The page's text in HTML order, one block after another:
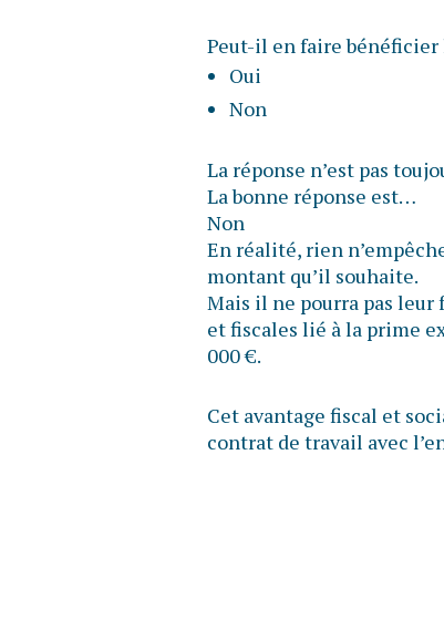
Peut-il en faire bénéficier
Oui
Non
La réponse n’est pas
La bonne réponse est…
Non
En réalité, rien
montant qu’il souhaite.
Mais il ne pourra pas
et fiscales lié à la prime
000 €.
Cet avantage fiscal et
contrat de travail avec